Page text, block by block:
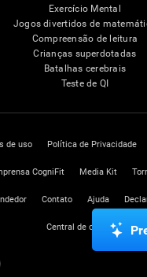
Exercício Mental
Jogos divertidos de
Compreensão de leitura
Crianças superdotadas
Batalhas cerebrais
Teste de QI
de uso Política de Privacidade
CogniFit Media Kit
Contato Ajuda
Central de confiança